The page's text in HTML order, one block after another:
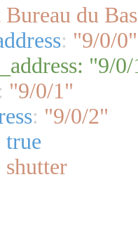
du
: "9/0/0"
"9/
: "9/0/1"
: "9/0/2"
true
shutter